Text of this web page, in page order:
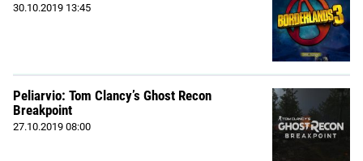
30.10.2019 13:45
Peliarvio: Tom Clancy’s Ghost Recon
Breakpoint
27.10.2019 08:00